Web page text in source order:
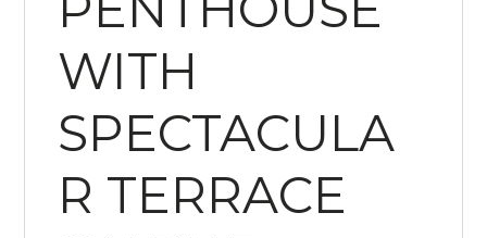
WITH
SPECTACULA
R TERRACE